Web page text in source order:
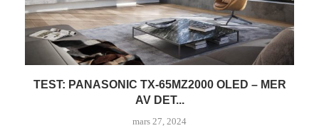
TEST: PANASONIC TX-65MZ2000 OLED – MER
AV DET...
mars 27, 2024